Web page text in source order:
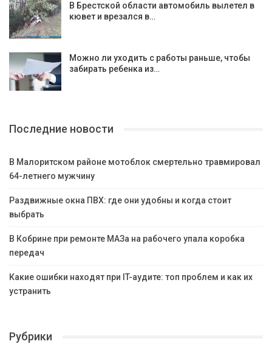
В Брестской области автомобиль вылетел в
кювет и врезался в…
Можно ли уходить с работы раньше, чтобы
забирать ребенка из…
Последние новости
В Малоритском районе мотоблок смертельно травмировал
64-летнего мужчину
Раздвижные окна ПВХ: где они удобны и когда стоит
выбрать
В Кобрине при ремонте МАЗа на рабочего упала коробка
передач
Какие ошибки находят при IT-аудите: топ проблем и как их
устранить
Рубрики